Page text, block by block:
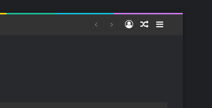
Log InRandom Article
Sidebar